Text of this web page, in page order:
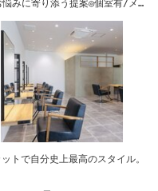
みに寄り添う提案◎個室有/メ
トで自分史上最高のスタイル。